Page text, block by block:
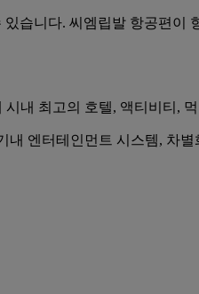
습니다. 씨엠립발 항공편이
내 최고의 호텔, 액티비티,
엔터테인먼트 시스템, 차